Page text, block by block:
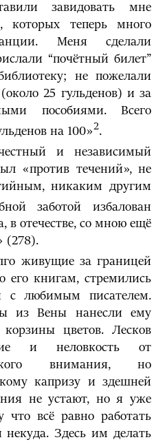
завидовать мне
которых теперь много
Меня сделали
“почётный билет”
не пожелали
25 гульденов) и за
пособиями. Всего
на 100»2.
и независимый
«против течений», не
никаким другим
заботой избалован
в отечестве, со мною ещё
(278).
живущие за границей
его книгам, стремились
с любимым писателем.
из Вены нанесли ему
цветов. Лесков
и неловкость от
внимания, но
капризу и здешней
не устают, но я уже
что всё равно работать
некуда. Здесь им делать